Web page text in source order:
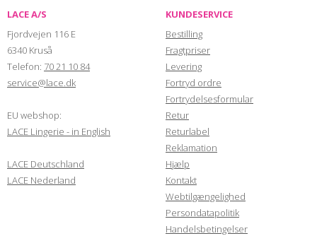
LACE A/S
Fjordvejen 116 E
6340 Kruså
Telefon: 70 21 10 84
service@lace.dk
EU webshop:
LACE Lingerie - in English
LACE Deutschland
LACE Nederland
KUNDESERVICE
Bestilling
Fragtpriser
Levering
Fortryd ordre
Fortrydelsesformular
Retur
Returlabel
Reklamation
Hjælp
Kontakt
Webtilgængelighed
Persondatapolitik
Handelsbetingelser